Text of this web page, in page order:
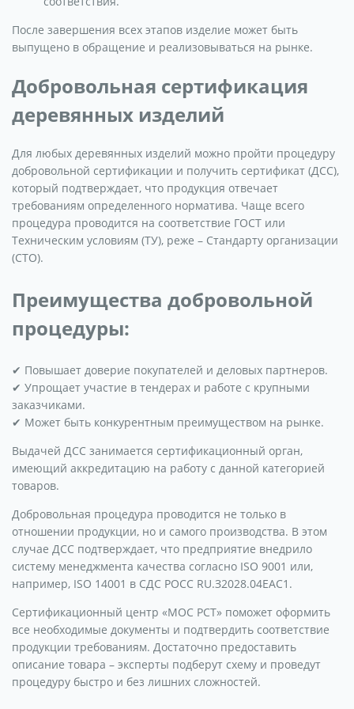
После завершения всех этапов изделие может быть
выпущено в обращение и реализовываться на рынке.
Добровольная сертификация
деревянных изделий
Для любых деревянных изделий можно пройти процедуру
добровольной сертификации и получить сертификат (ДСС),
который подтверждает, что продукция отвечает
требованиям определенного норматива. Чаще всего
процедура проводится на соответствие ГОСТ или
Техническим условиям (ТУ), реже – Стандарту организации
(СТО).
Преимущества добровольной
процедуры:
✔ Повышает доверие покупателей и деловых партнеров.
✔ Упрощает участие в тендерах и работе с крупными
заказчиками.
✔ Может быть конкурентным преимуществом на рынке.
Выдачей ДСС занимается сертификационный орган,
имеющий аккредитацию на работу с данной категорией
товаров.
Добровольная процедура проводится не только в
отношении продукции, но и самого производства. В этом
случае ДСС подтверждает, что предприятие внедрило
систему менеджмента качества согласно ISO 9001 или,
например, ISO 14001 в СДС РОСС RU.З2028.04ЕАС1.
Сертификационный центр «МОС РСТ» поможет оформить
все необходимые документы и подтвердить соответствие
продукции требованиям. Достаточно предоставить
описание товара – эксперты подберут схему и проведут
процедуру быстро и без лишних сложностей.